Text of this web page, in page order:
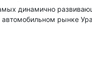
динамично
автомобильном рынке